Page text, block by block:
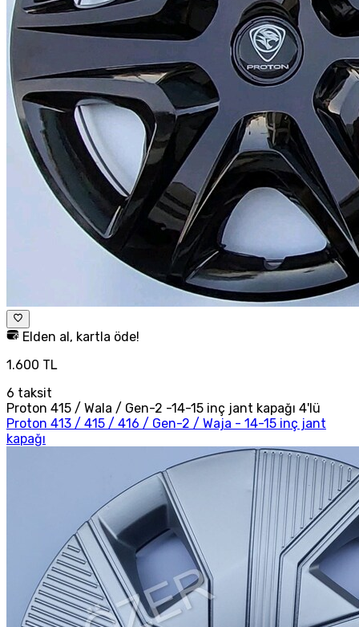
Elden al, kartla öde!
1.600 TL
6 taksit
Proton 415 / Wala / Gen-2 -14-15 inç jant kapağı 4'lü
Proton 413 / 415 / 416 / Gen-2 / Waja - 14-15 inç jant
kapağı